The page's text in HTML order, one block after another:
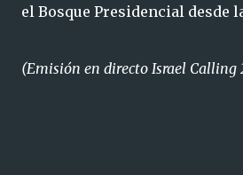
el Bosque Presidencial desde
(Emisión en directo Israel Calling